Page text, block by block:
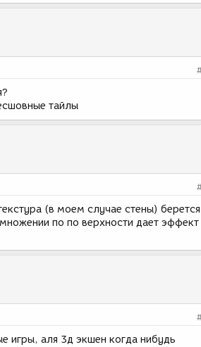
тайлы
(в моем случае стены) берется
по по верхности дает эффект
игры, аля 3д экшен когда нибудь